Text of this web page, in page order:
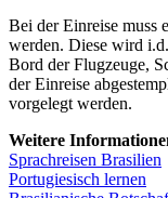
Bei der Einreise muss
werden. Diese wird
Bord der Flugzeuge,
der Einreise
vorgelegt werden.
Weitere
Sprachreisen Brasilien
Portugiesisch lernen